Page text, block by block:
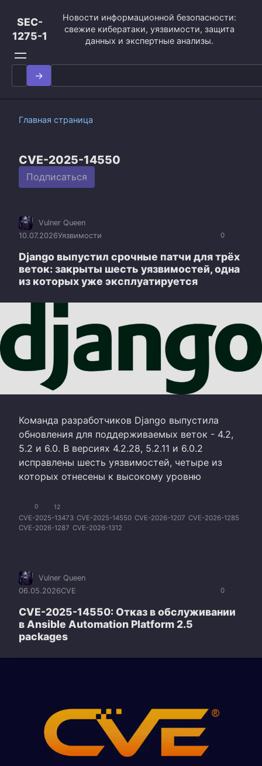
контенту
SEC-
1275-1
Новости информационной безопасности:
свежие кибератаки, уязвимости, защита
данных и экспертные анализы.
Search
for:
Главная страница
CVE-2025-14550
Подписаться
0
Vulner Queen
10.07.2026Уязвимости
Django выпустил срочные патчи для трёх
веток: закрыты шесть уязвимостей, одна
из которых уже эксплуатируется
Команда разработчиков Django выпустила
обновления для поддерживаемых веток - 4.2,
5.2 и 6.0. В версиях 4.2.28, 5.2.11 и 6.0.2
исправлены шесть уязвимостей, четыре из
которых отнесены к высокому уровню
0 12
CVE-2025-13473 CVE-2025-14550 CVE-2026-1207 CVE-2026-1285
CVE-2026-1287 CVE-2026-1312
0
Vulner Queen
06.05.2026CVE
CVE-2025-14550: Отказ в обслуживании
в Ansible Automation Platform 2.5
packages